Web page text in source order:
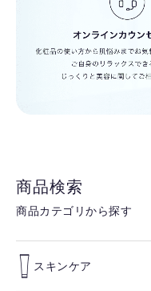
商品検索
商品カテゴリから探す
スキンケア